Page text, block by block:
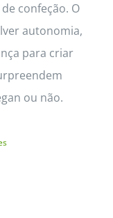
confeção. O
autonomia,
para criar
ou não.